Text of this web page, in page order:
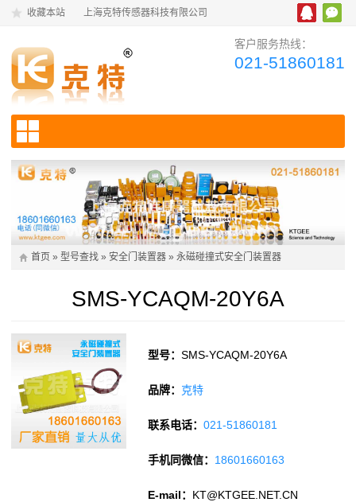
收藏本站 上海克特传感器科技有限公司
客户服务热线：
021-51860181
首页 » 型号查找 » 安全门装置器 » 永磁碰撞式安全门装置器
SMS-YCAQM-20Y6A
型号：SMS-YCAQM-20Y6A
品牌： 克特
联系电话：021-51860181
手机同微信： 18601660163
E-mail： KT@KTGEE.NET.CN